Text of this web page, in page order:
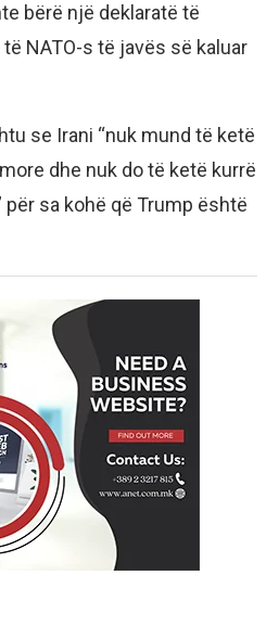
bërë një deklaratë të
NATO-s të javës së kaluar
se Irani “nuk mund të ketë
dhe nuk do të ketë kurrë
sa kohë që Trump është